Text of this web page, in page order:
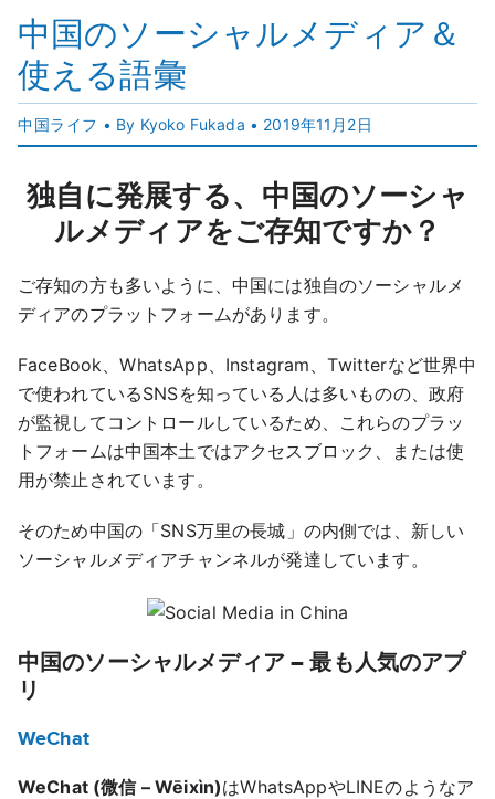
中国のソーシャルメディア＆
使える語彙
中国ライフ • By Kyoko Fukada • 2019年11月2日
独自に発展する、中国のソーシャ
ルメディアをご存知ですか？
ご存知の方も多いように、中国には独自のソーシャルメ
ディアのプラットフォームがあります。
FaceBook、WhatsApp、Instagram、Twitterなど世界中
で使われているSNSを知っている人は多いものの、政府
が監視してコントロールしているため、これらのプラッ
トフォームは中国本土ではアクセスブロック、または使
用が禁止されています。
そのため中国の「SNS万里の長城」の内側では、新しい
ソーシャルメディアチャンネルが発達しています。
中国のソーシャルメディア – 最も人気のアプ
リ
WeChat
WeChat (微信 – Wēixìn)はWhatsAppやLINEのようなア